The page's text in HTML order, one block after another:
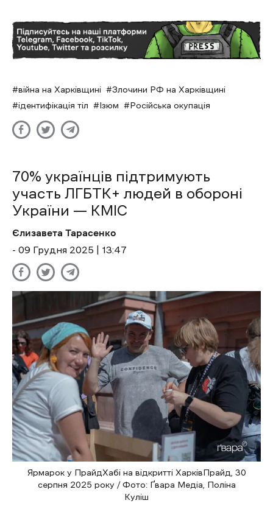
війна на Харківщині
Злочини РФ на Харківщині
ідентифікація тіл
Ізюм Російська окупація
70% українців підтримують
участь ЛГБТК+ людей в обороні
України — КМІС
Єлизавета Тарасенко
- 09 Грудня 2025 | 13:47
Ярмарок у ПрайдХабі на відкритті ХарківПрайд, 30
серпня 2025 року / Фото: Ґвара Медіа, Поліна
Куліш